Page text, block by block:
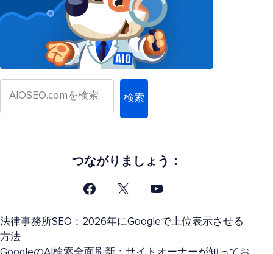
検索
つながりましょう：
法律事務所SEO：2026年にGoogleで上位表示させる
方法